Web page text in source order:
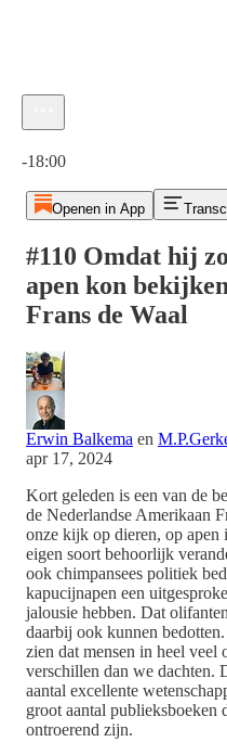
-18:00
Openen in App
#110 Omdat hij
apen kon
Frans de Waal
Erwin Balkema en
apr 17, 2024
Kort geleden is een van de
de Nederlandse Amerikaan
onze kijk op dieren, op apen
eigen soort behoorlijk
ook chimpansees politiek
kapucijnapen een
jalousie hebben. Dat
daarbij ook kunnen
zien dat mensen in heel veel
verschillen dan we dachten.
aantal excellente
groot aantal publieksboeken
ontroerend zijn.